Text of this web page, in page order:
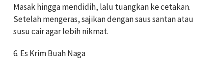
Masak hingga mendidih, lalu tuangkan ke cetakan.
Setelah mengeras, sajikan dengan saus santan atau
susu cair agar lebih nikmat.
6. Es Krim Buah Naga